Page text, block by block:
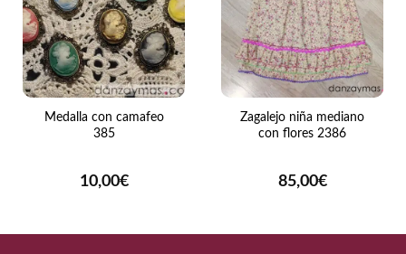
Medalla con camafeo
385
10,00€
Zagalejo niña mediano
con flores 2386
85,00€